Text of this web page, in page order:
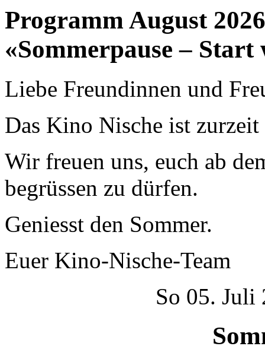
Programm August 2026
«Sommerpause – Start
Liebe Freundinnen und
Das Kino Nische ist zurzeit
Wir freuen uns, euch ab
begrüssen zu dürfen.
Geniesst den Sommer.
Euer Kino-Nische-Team
So 05. Juli